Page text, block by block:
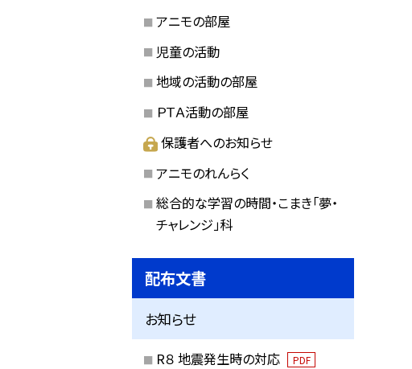
アニモの部屋
児童の活動
地域の活動の部屋
ＰＴＡ活動の部屋
保護者へのお知らせ
アニモのれんらく
総合的な学習の時間・こまき「夢・
チャレンジ」科
配布文書
お知らせ
R８ 地震発生時の対応 PDF